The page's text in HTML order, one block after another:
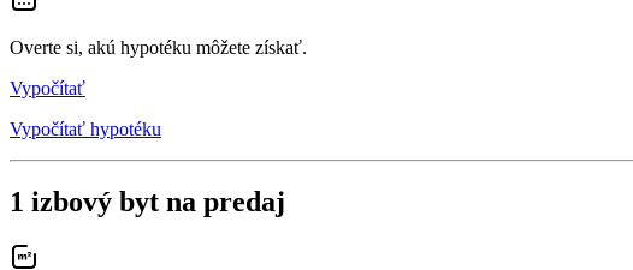
Overte si, akú hypotéku môžete získať.
Vypočítať
Vypočítať hypotéku
1 izbový byt na predaj